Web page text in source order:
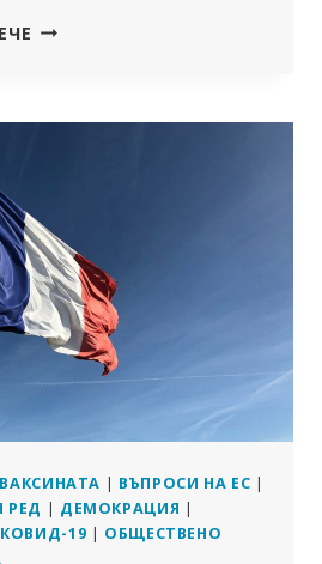
ФРАНЦИЯ
ОДОБРЕНИ
ОТ
ПРАВИТЕЛСТВОТО
МЕДИЦИНСКИ
ЛЕЧЕНИЯ
| ВЪПРОСИ НА ЕС |
РЕД | ДЕМОКРАЦИЯ |
КОВИД-19 | ОБЩЕСТВЕНО